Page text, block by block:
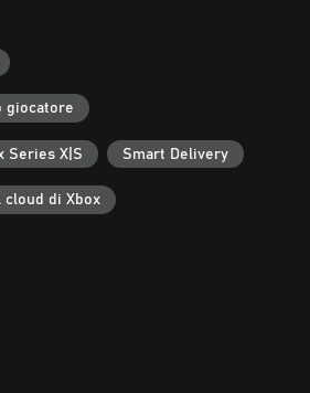
giocatore
Series X|S Smart Delivery
cloud di Xbox